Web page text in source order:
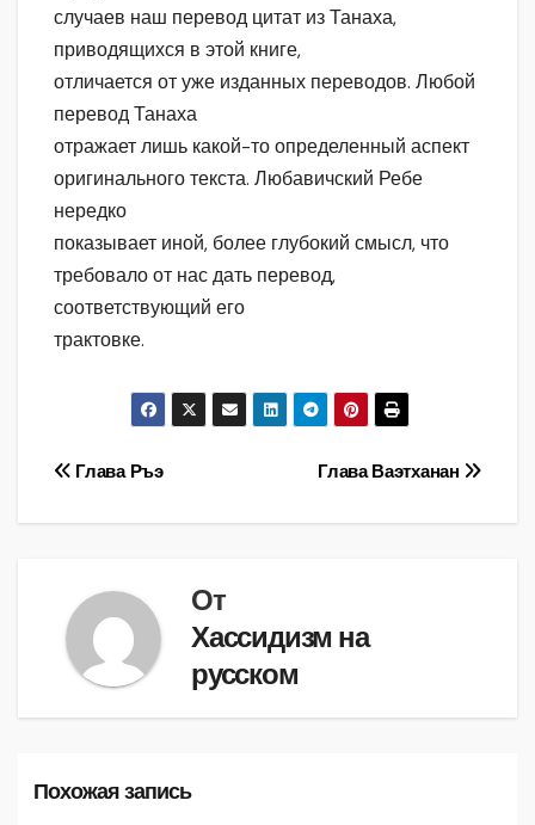
случаев наш перевод цитат из Танаха,
приводящихся в этой книге,
отличается от уже изданных переводов. Любой
перевод Танаха
отражает лишь какой-то определенный аспект
оригинального текста. Любавичский Ребе
нередко
показывает иной, более глубокий смысл, что
требовало от нас дать перевод,
соответствующий его
трактовке.
Навигация
по
Глава Ваэтханан
Глава Ръэ
От
Хассидизм на
русском
Похожая запись